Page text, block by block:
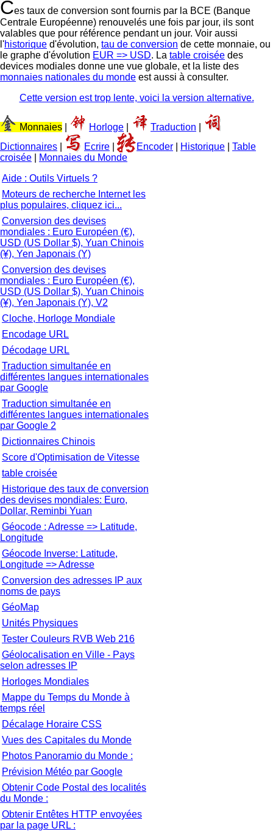
Ces taux de conversion sont fournis par la BCE (Banque
Centrale Européenne) renouvelés une fois par jour, ils sont
valables que pour référence pendant un jour. Voir aussi
l'historique d'évolution, tau de conversion de cette monnaie, ou
le graphe d'évolution EUR => USD. La table croisée des
devices modiales donne une vue globale, et la liste des
monnaies nationales du monde est aussi à consulter.
Cette version est trop lente, voici la version alternative.
Monnaies Horloge Traduction
Dictionnaires
Ecrire Encoder Historique
Table
croisée
Monnaies du Monde
Aide : Outils Virtuels ?
Moteurs de recherche Internet les
plus populaires, cliquez ici...
Conversion des devises
mondiales : Euro Européen (€),
USD (US Dollar $), Yuan Chinois
(¥), Yen Japonais (Y)
Conversion des devises
mondiales : Euro Européen (€),
USD (US Dollar $), Yuan Chinois
(¥), Yen Japonais (Y), V2
Cloche, Horloge Mondiale
Encodage URL
Décodage URL
Traduction simultanée en
différentes langues internationales
par Google
Traduction simultanée en
différentes langues internationales
par Google 2
Dictionnaires Chinois
Score d'Optimisation de Vitesse
table croisée
Historique des taux de conversion
des devises mondiales: Euro,
Dollar, Reminbi Yuan
Géocode : Adresse => Latitude,
Longitude
Géocode Inverse: Latitude,
Longitude => Adresse
Conversion des adresses IP aux
noms de pays
GéoMap
Unités Physiques
Tester Couleurs RVB Web 216
Géolocalisation en Ville - Pays
selon adresses IP
Horloges Mondiales
Mappe du Temps du Monde à
temps réel
Décalage Horaire CSS
Vues des Capitales du Monde
Photos Panoramio du Monde :
Prévision Météo par Google
Obtenir Code Postal des localités
du Monde :
Obtenir Entêtes HTTP envoyées
par la page URL :